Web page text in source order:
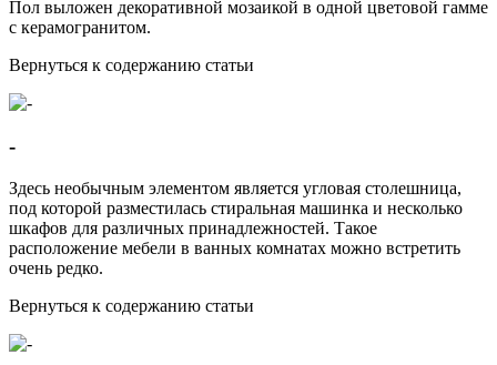
Пол выложен декоративной мозаикой в одной цветовой гамме
с керамогранитом.
Вернуться к содержанию статьи
-
Здесь необычным элементом является угловая столешница,
под которой разместилась стиральная машинка и несколько
шкафов для различных принадлежностей. Такое
расположение мебели в ванных комнатах можно встретить
очень редко.
Вернуться к содержанию статьи